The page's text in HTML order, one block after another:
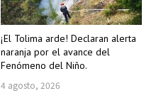
¡El Tolima arde! Declaran alerta
naranja por el avance del
Fenómeno del Niño.
4 agosto, 2026